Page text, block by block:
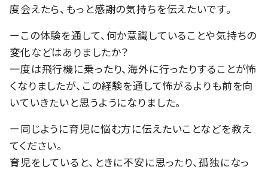
度会えたら、もっと感謝の気持ちを伝えたいです。
ーこの体験を通して、何か意識していることや気持ちの
変化などはありましたか？
一度は飛行機に乗ったり、海外に行ったりすることが怖
くなりましたが、この経験を通して怖がるよりも前を向
いていきたいと思うようになりました。
ー同じように育児に悩む方に伝えたいことなどを教え
てください。
育児をしていると、ときに不安に思ったり、孤独になっ